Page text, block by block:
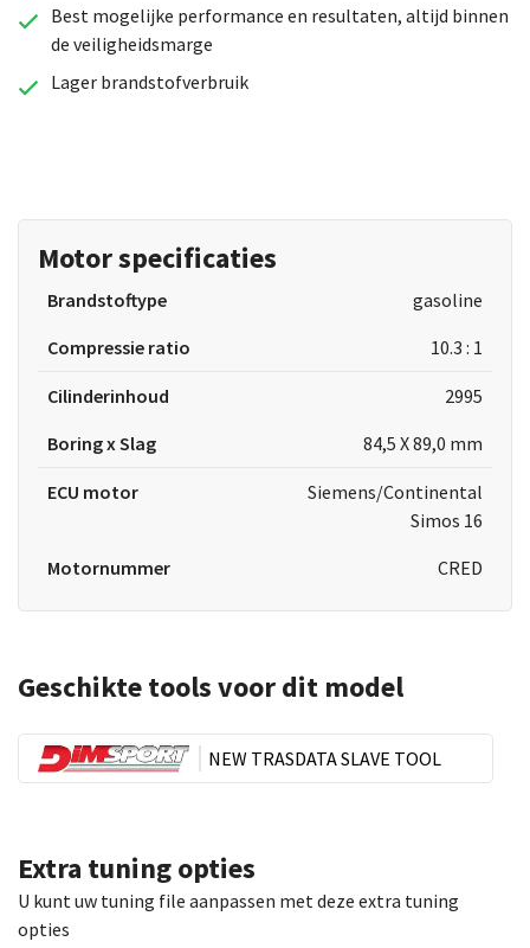
Best mogelijke performance en resultaten, altijd binnen
de veiligheidsmarge
Lager brandstofverbruik
Motor specificaties
Brandstoftype
gasoline
Compressie ratio
10.3 : 1
Cilinderinhoud
2995
Boring x Slag
84,5 X 89,0 mm
ECU motor
Siemens/Continental
Simos 16
Motornummer
CRED
Geschikte tools voor dit model
NEW TRASDATA SLAVE TOOL
Extra tuning opties
U kunt uw tuning file aanpassen met deze extra tuning
opties